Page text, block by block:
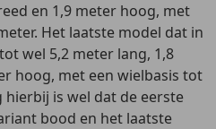
en 1,9 meter hoog, met
. Het laatste model dat in
wel 5,2 meter lang, 1,8
hoog, met een wielbasis tot
hierbij is wel dat de eerste
bood en het laatste